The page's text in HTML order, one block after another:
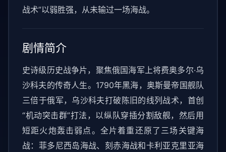
战术”以弱胜强，从未输过一场海战。
剧情简介
史诗级历史战争片，聚焦俄国海军上将费奥多尔·乌
沙科夫的传奇人生。1790年黑海，奥斯曼帝国舰队
三倍于俄军，乌沙科夫打破陈旧的线列战术，首创
“机动突击群”打法，以纵队穿插分割敌舰，然后用
短距火炮轰击弱点。全片着重还原了三场关键海
战：菲多尼西岛海战、刻赤海战和卡利亚克里亚海